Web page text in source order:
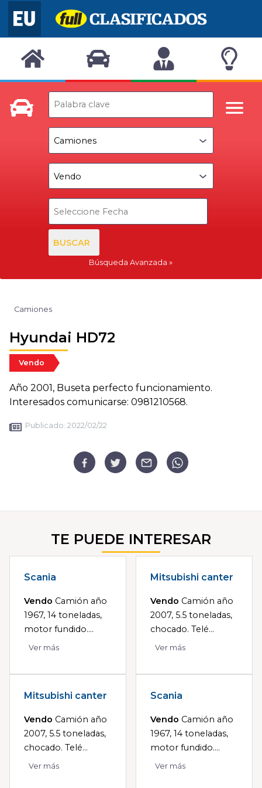
BUSCAR
Búsqueda Avanzada
Camiones
Hyundai HD72
Vendo
Año 2001, Buseta perfecto funcionamiento.
Interesados comunicarse: 0981210568.
Publicado: 2022/02/22
TE PUEDE INTERESAR
Scania
Vendo Camión año
1967, 14 toneladas,
motor fundido....
Ver más
Mitsubishi canter
Vendo Camión año
2007, 5.5 toneladas,
chocado. Telé...
Ver más
Mitsubishi canter
Vendo Camión año
2007, 5.5 toneladas,
chocado. Telé...
Ver más
Scania
Vendo Camión año
1967, 14 toneladas,
motor fundido....
Ver más